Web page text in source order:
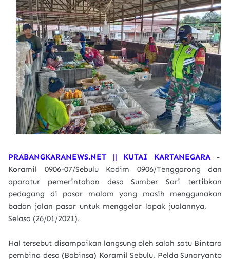
PRABANGKARANEWS.NET || KUTAI KARTANEGARA -
Koramil 0906-07/Sebulu Kodim 0906/Tenggarong dan
aparatur pemerintahan desa Sumber Sari tertibkan
pedagang di pasar malam yang masih menggunakan
badan jalan pasar untuk menggelar lapak jualannya,
Selasa (26/01/2021).
Hal tersebut disampaikan langsung oleh salah satu Bintara
pembina desa (Babinsa) Koramil Sebulu, Pelda Sunaryanto